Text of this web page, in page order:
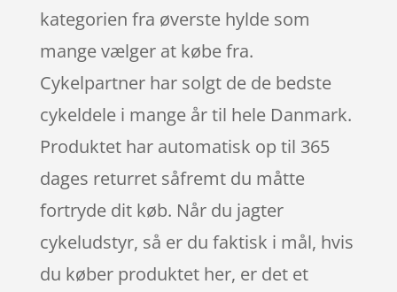
kategorien fra øverste hylde som
mange vælger at købe fra.
Cykelpartner har solgt de de bedste
cykeldele i mange år til hele Danmark.
Produktet har automatisk op til 365
dages returret såfremt du måtte
fortryde dit køb. Når du jagter
cykeludstyr, så er du faktisk i mål, hvis
du køber produktet her, er det et